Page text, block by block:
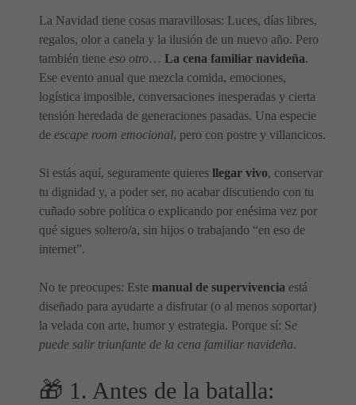
La Navidad tiene cosas maravillosas: Luces, días libres,
regalos, olor a canela y la ilusión de un nuevo año. Pero
también tiene eso otro… La cena familiar navideña.
Ese evento anual que mezcla comida, emociones,
logística imposible, conversaciones inesperadas y cierta
tensión heredada de generaciones pasadas. Una especie
de escape room emocional, pero con postre y villancicos.
Si estás aquí, seguramente quieres llegar vivo, conservar
tu dignidad y, a poder ser, no acabar discutiendo con tu
cuñado sobre política o explicando por enésima vez por
qué sigues soltero/a, sin hijos o trabajando “en eso de
internet”.
No te preocupes: Este manual de supervivencia está
diseñado para ayudarte a disfrutar (o al menos soportar)
la velada con arte, humor y estrategia. Porque sí: Se
puede salir triunfante de la cena familiar navideña.
🎁 1. Antes de la batalla: